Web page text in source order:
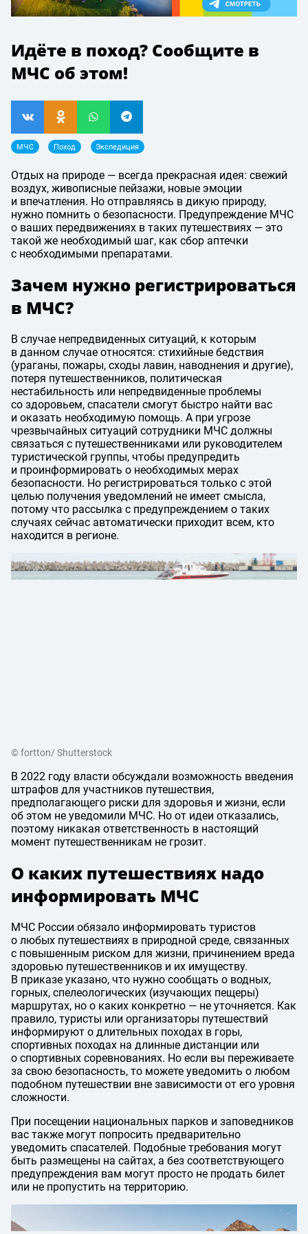
Идёте в поход? Сообщите в
МЧС об этом!
МЧС Поход Экспедиция
Отдых на природе — всегда прекрасная идея: свежий
воздух, живописные пейзажи, новые эмоции
и впечатления. Но отправляясь в дикую природу,
нужно помнить о безопасности. Предупреждение МЧС
о ваших передвижениях в таких путешествиях — это
такой же необходимый шаг, как сбор аптечки
с необходимыми препаратами.
Зачем нужно регистрироваться
в МЧС?
В случае непредвиденных ситуаций, к которым
в данном случае относятся: стихийные бедствия
(ураганы, пожары, сходы лавин, наводнения и другие),
потеря путешественников, политическая
нестабильность или непредвиденные проблемы
со здоровьем, спасатели смогут быстро найти вас
и оказать необходимую помощь. А при угрозе
чрезвычайных ситуаций сотрудники МЧС должны
связаться с путешественниками или руководителем
туристической группы, чтобы предупредить
и проинформировать о необходимых мерах
безопасности. Но регистрироваться только с этой
целью получения уведомлений не имеет смысла,
потому что рассылка с предупреждением о таких
случаях сейчас автоматически приходит всем, кто
находится в регионе.
© fortton/ Shutterstock
В 2022 году власти обсуждали возможность введения
штрафов для участников путешествия,
предполагающего риски для здоровья и жизни, если
об этом не уведомили МЧС. Но от идеи отказались,
поэтому никакая ответственность в настоящий
момент путешественникам не грозит.
О каких путешествиях надо
информировать МЧС
МЧС России обязало информировать туристов
о любых путешествиях в природной среде, связанных
с повышенным риском для жизни, причинением вреда
здоровью путешественников и их имуществу.
В приказе указано, что нужно сообщать о водных,
горных, спелеологических (изучающих пещеры)
маршрутах, но о каких конкретно — не уточняется. Как
правило, туристы или организаторы путешествий
информируют о длительных походах в горы,
спортивных походах на длинные дистанции или
о спортивных соревнованиях. Но если вы переживаете
за свою безопасность, то можете уведомить о любом
подобном путешествии вне зависимости от его уровня
сложности.
При посещении национальных парков и заповедников
вас также могут попросить предварительно
уведомить спасателей. Подобные требования могут
быть размещены на сайтах, а без соответствующего
предупреждения вам могут просто не продать билет
или не пропустить на территорию.